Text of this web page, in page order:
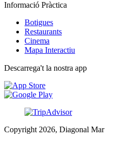
Informació Pràctica
Botigues
Restaurants
Cinema
Mapa Interactiu
Descarrega't la nostra app
Copyright 2026, Diagonal Mar